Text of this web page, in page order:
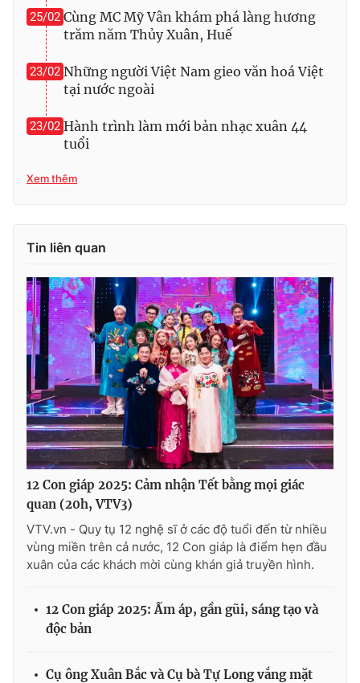
25/02 Cùng MC Mỹ Vân khám phá làng hương
trăm năm Thủy Xuân, Huế
23/02 Những người Việt Nam gieo văn hoá Việt
tại nước ngoài
23/02 Hành trình làm mới bản nhạc xuân 44
tuổi
Xem thêm
Tin liên quan
12 Con giáp 2025: Cảm nhận Tết bằng mọi giác
quan (20h, VTV3)
VTV.vn - Quy tụ 12 nghệ sĩ ở các độ tuổi đến từ nhiều
vùng miền trên cả nước, 12 Con giáp là điểm hẹn đầu
xuân của các khách mời cùng khán giả truyền hình.
12 Con giáp 2025: Ấm áp, gần gũi, sáng tạo và
độc bản
Cụ ông Xuân Bắc và Cụ bà Tự Long vắng mặt